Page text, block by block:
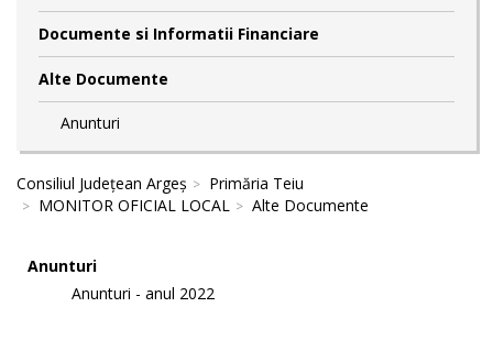
Documente si Informatii Financiare
Alte Documente
Anunturi
Consiliul Județean Argeș
Primăria Teiu
MONITOR OFICIAL LOCAL
Alte Documente
Anunturi
Anunturi - anul 2022